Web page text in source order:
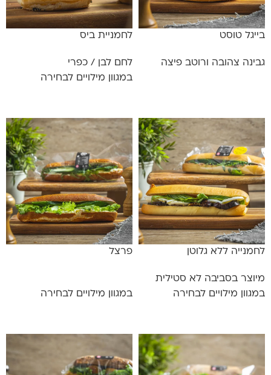
בייגל טוסט
גבינה צהובה ורוטב פיצה
לחמניית ביס
לחם לבן / כפרי
במגוון מילויים לבחירה
לחמנייה ללא גלוטן
מיוצר בסביבה לא סטילית
במגוון מילויים לבחירה
פרצל
במגוון מילויים לבחירה